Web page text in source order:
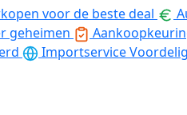
voor de beste deal
geheimen
Importservice